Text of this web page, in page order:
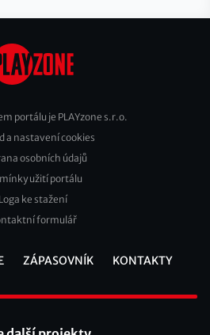
portálu je PLAYzone s.r.o.
a nastavení cookies
osobních údajů
užití portálu
Loga ke stažení
formulář
ZÁPASOVNÍK KONTAKTY